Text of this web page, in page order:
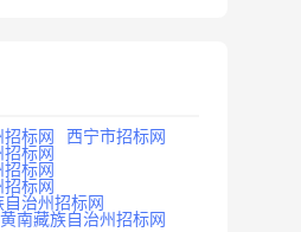
标网
西宁市招标网
标网
标网
标网
治州招标网
黄南藏族自治州招标网